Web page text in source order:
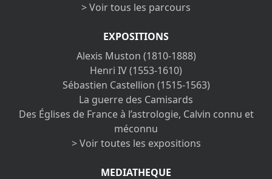
> Voir tous les parcours
EXPOSITIONS
Alexis Muston (1810-1888)
Henri IV (1553-1610)
Sébastien Castellion (1515-1563)
La guerre des Camisards
Des Églises de France à l’astrologie, Calvin connu et
méconnu
> Voir toutes les expositions
MEDIATHEQUE